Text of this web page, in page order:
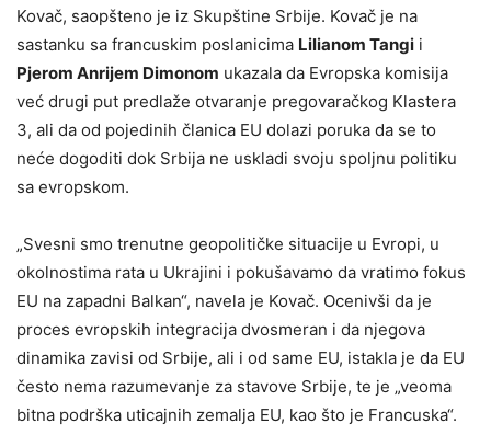
Kovač, saopšteno je iz Skupštine Srbije. Kovač je na
sastanku sa francuskim poslanicima Lilianom Tangi i
Pjerom Anrijem Dimonom ukazala da Evropska komisija
već drugi put predlaže otvaranje pregovaračkog Klastera
3, ali da od pojedinih članica EU dolazi poruka da se to
neće dogoditi dok Srbija ne uskladi svoju spoljnu politiku
sa evropskom.
„Svesni smo trenutne geopolitičke situacije u Evropi, u
okolnostima rata u Ukrajini i pokušavamo da vratimo fokus
EU na zapadni Balkan“, navela je Kovač. Ocenivši da je
proces evropskih integracija dvosmeran i da njegova
dinamika zavisi od Srbije, ali i od same EU, istakla je da EU
često nema razumevanje za stavove Srbije, te je „veoma
bitna podrška uticajnih zemalja EU, kao što je Francuska“.